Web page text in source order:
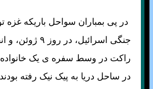
در پی بمباران سواحل باريکه غزه
جنگی اسرائيل، در روز
راکت در وسط سفره ی يک
در ساحل دريا به پيک نيک رفته